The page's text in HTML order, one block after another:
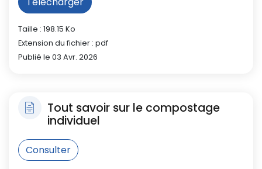
Taille : 198.15 Ko
Extension du fichier : pdf
Publié le 03 Avr. 2026
Tout savoir sur le compostage
individuel
Consulter